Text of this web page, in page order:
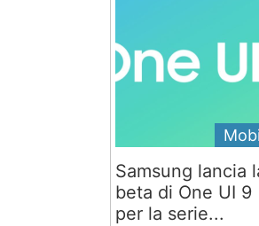
Samsung lancia
beta di One UI 9
per la serie...